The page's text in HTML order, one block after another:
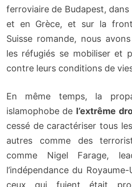
ferroviaire de Budapest, dans
et en Grèce, et sur la
Suisse romande, nous
les réfugiés se mobiliser et
contre leurs conditions de
En même temps, la
islamophobe de l’extrême
cessé de caractériser tous
autres comme des
comme Nigel Farage,
l’indépendance du
ceux qui fuient était